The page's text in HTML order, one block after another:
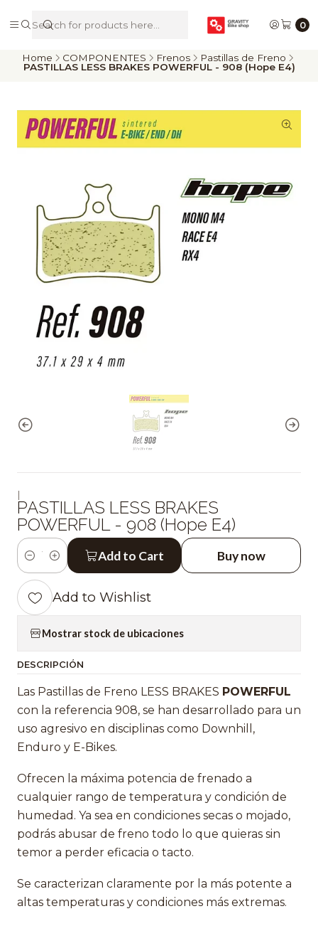
0
De Riders para Riders
Home COMPONENTES Frenos
Pastillas de Freno
PASTILLAS LESS BRAKES POWERFUL - 908 (Hope E4)
|
PASTILLAS LESS BRAKES
POWERFUL - 908 (Hope E4)
Quantity
Add to Cart Buy now
Add to Wishlist
Mostrar stock de ubicaciones
DESCRIPCIÓN
Las Pastillas de Freno LESS BRAKES POWERFUL
con la referencia 908, se han desarrollado para un
uso agresivo en disciplinas como Downhill,
Enduro y E-Bikes.
Ofrecen la máxima potencia de frenado a
cualquier rango de temperatura y condición de
humedad. Ya sea en condiciones secas o mojado,
podrás abusar de freno todo lo que quieras sin
temor a perder eficacia o tacto.
Se caracterizan claramente por la más potente a
altas temperaturas y condiciones más extremas.